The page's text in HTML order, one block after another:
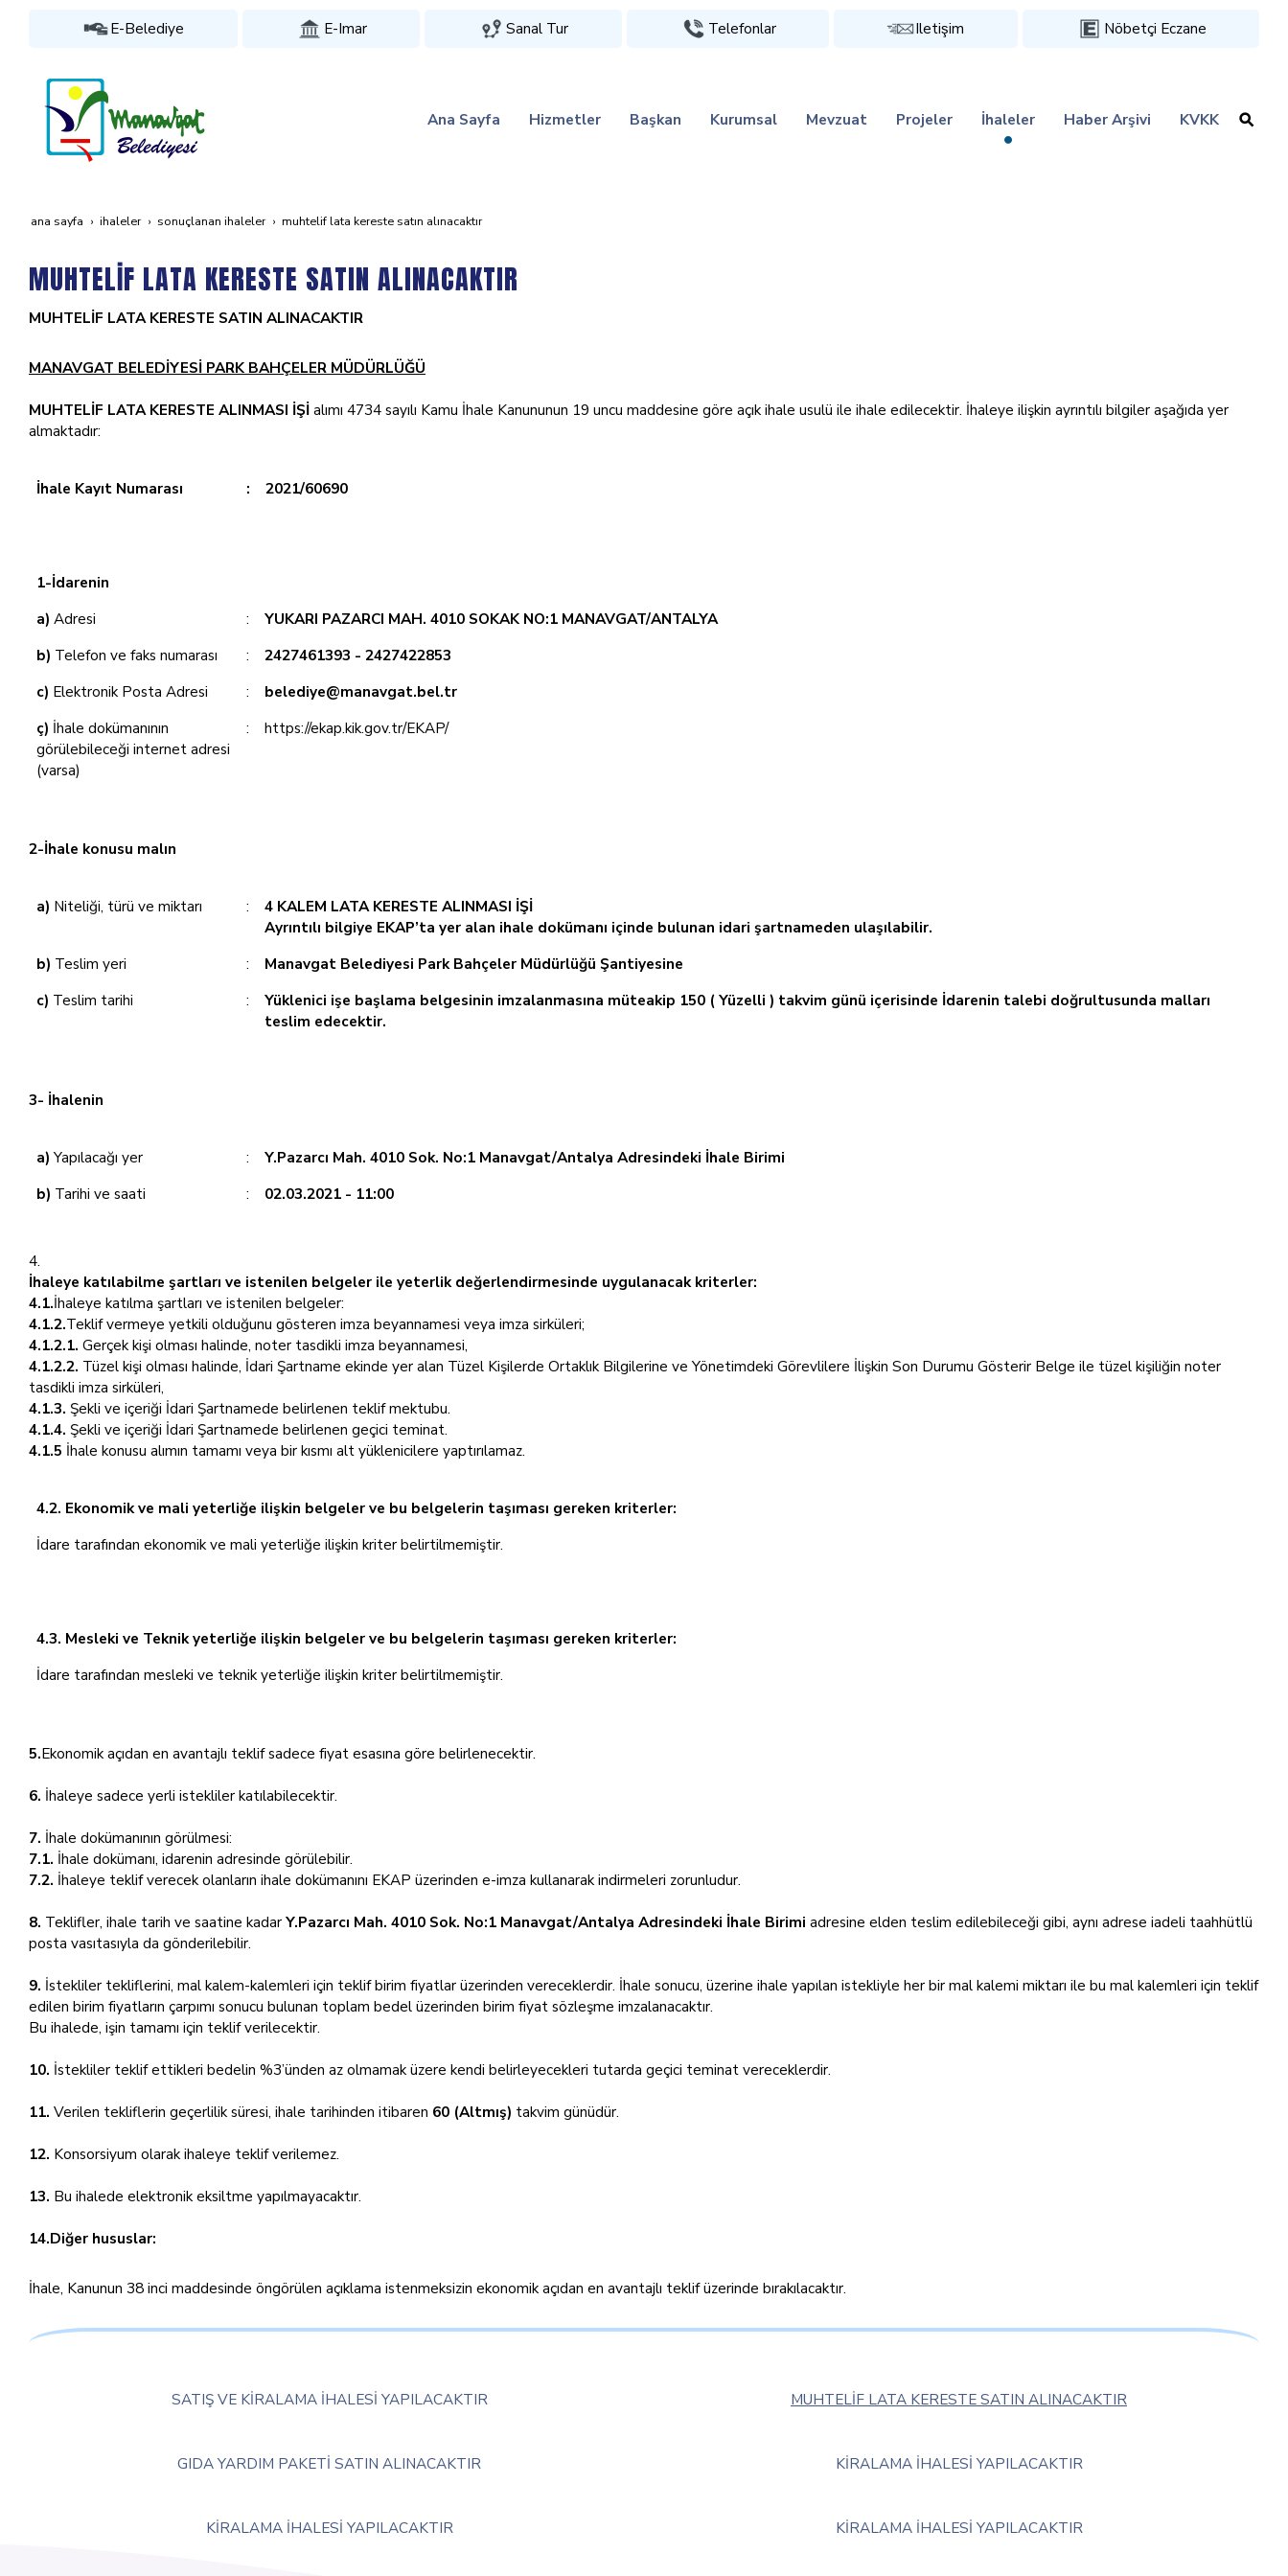
E-Belediye E-Imar Sanal Tur Telefonlar Iletişim Nöbetçi Eczane
Ana Sayfa Hizmetler Başkan Kurumsal Mevzuat Projeler İhaleler Haber Arşivi KVKK
ana sayfa i̇haleler sonuçlanan i̇haleler muhteli̇f lata kereste satin alinacaktir
MUHTELİF LATA KERESTE SATIN ALINACAKTIR
MUHTELİF LATA KERESTE SATIN ALINACAKTIR
MANAVGAT BELEDİYESİ PARK BAHÇELER MÜDÜRLÜĞÜ
MUHTELİF LATA KERESTE ALINMASI İŞİalımı 4734 sayılı Kamu İhale Kanununun 19 uncu maddesine göre açık ihale usulü ile ihale edilecektir. İhaleye ilişkin ayrıntılı bilgiler aşağıda yer
almaktadır:
İhale Kayıt Numarası : 2021/60690
1-İdarenin
a) Adresi :
YUKARI PAZARCI MAH. 4010 SOKAK NO:1 MANAVGAT/ANTALYA
b) Telefon ve faks numarası :
2427461393 - 2427422853
c) Elektronik Posta Adresi :
belediye@manavgat.bel.tr
ç) İhale dokümanının
görülebileceği internet adresi
(varsa)
: https://ekap.kik.gov.tr/EKAP/
2-İhale konusu malın
a) Niteliği, türü ve miktarı :
4 KALEM LATA KERESTE ALINMASI İŞİ
Ayrıntılı bilgiye EKAP’ta yer alan ihale dokümanı içinde bulunan idari şartnameden ulaşılabilir.
b) Teslim yeri :
Manavgat Belediyesi Park Bahçeler Müdürlüğü Şantiyesine
c) Teslim tarihi :
Yüklenici işe başlama belgesinin imzalanmasına müteakip 150 ( Yüzelli ) takvim günü içerisinde İdarenin talebi doğrultusunda malları
teslim edecektir.
3- İhalenin
a)Yapılacağı yer :
Y.Pazarcı Mah. 4010 Sok. No:1 Manavgat/Antalya Adresindeki İhale Birimi
b) Tarihi ve saati : 02.03.2021 - 11:00
İhaleye katılabilme şartları ve istenilen belgeler ile yeterlik değerlendirmesinde uygulanacak kriterler:
4.1.İhaleye katılma şartları ve istenilen belgeler:
4.1.2.Teklif vermeye yetkili olduğunu gösteren imza beyannamesi veya imza sirküleri;
4.1.2.1. Gerçek kişi olması halinde, noter tasdikli imza beyannamesi,
4.1.2.2. Tüzel kişi olması halinde, İdari Şartname ekinde yer alan Tüzel Kişilerde Ortaklık Bilgilerine ve Yönetimdeki Görevlilere İlişkin Son Durumu Gösterir Belge ile tüzel kişiliğin noter
tasdikli imza sirküleri,
4.1.3. Şekli ve içeriği İdari Şartnamede belirlenen teklif mektubu.
4.1.4. Şekli ve içeriği İdari Şartnamede belirlenen geçici teminat.
4.1.5 İhale konusu alımın tamamı veya bir kısmı alt yüklenicilere yaptırılamaz.
4.2. Ekonomik ve mali yeterliğe ilişkin belgeler ve bu belgelerin taşıması gereken kriterler:
İdare tarafından ekonomik ve mali yeterliğe ilişkin kriter belirtilmemiştir.
4.3. Mesleki ve Teknik yeterliğe ilişkin belgeler ve bu belgelerin taşıması gereken kriterler:
İdare tarafından mesleki ve teknik yeterliğe ilişkin kriter belirtilmemiştir.
5.Ekonomik açıdan en avantajlı teklif sadece fiyat esasına göre belirlenecektir.
6. İhaleye sadece yerli istekliler katılabilecektir.
7. İhale dokümanının görülmesi:
7.1. İhale dokümanı, idarenin adresinde görülebilir.
7.2. İhaleye teklif verecek olanların ihale dokümanını EKAP üzerinden e-imza kullanarak indirmeleri zorunludur.
8. Teklifler, ihale tarih ve saatine kadarY.Pazarcı Mah. 4010 Sok. No:1 Manavgat/Antalya Adresindeki İhale Birimi adresine elden teslim edilebileceği gibi, aynı adrese iadeli taahhütlü
posta vasıtasıyla da gönderilebilir.
9. İstekliler tekliflerini, mal kalem-kalemleri için teklif birim fiyatlar üzerinden vereceklerdir. İhale sonucu, üzerine ihale yapılan istekliyle her bir mal kalemi miktarı ile bu mal kalemleri için teklif
edilen birim fiyatların çarpımı sonucu bulunan toplam bedel üzerinden birim fiyat sözleşme imzalanacaktır.
Bu ihalede, işin tamamı için teklif verilecektir.
10. İstekliler teklif ettikleri bedelin %3’ünden az olmamak üzere kendi belirleyecekleri tutarda geçici teminat vereceklerdir.
11. Verilen tekliflerin geçerlilik süresi, ihale tarihinden itibaren 60 (Altmış) takvim günüdür.
12. Konsorsiyum olarak ihaleye teklif verilemez.
13. Bu ihalede elektronik eksiltme yapılmayacaktır.
14.Diğer hususlar:
İhale, Kanunun 38 inci maddesinde öngörülen açıklama istenmeksizin ekonomik açıdan en avantajlı teklif üzerinde bırakılacaktır.
SATIŞ VE KİRALAMA İHALESİ YAPILACAKTIR MUHTELİF LATA KERESTE SATIN ALINACAKTIR
GIDA YARDIM PAKETİ SATIN ALINACAKTIR KİRALAMA İHALESİ YAPILACAKTIR
KİRALAMA İHALESİ YAPILACAKTIR KİRALAMA İHALESİ YAPILACAKTIR